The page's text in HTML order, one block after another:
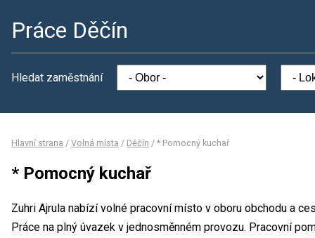
Práce Děčín
Hledat zaměstnání
Hlavní strana / Volná místa / Děčín / * Pomocný kuchař
* Pomocný kuchař
Zuhri Ajrula nabízí volné pracovní místo v oboru obchodu a
Práce na plný úvazek v jednosměnném provozu. Pracovní